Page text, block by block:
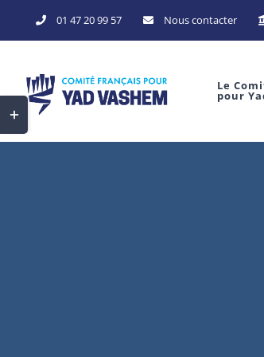
to
01 47 20 99 57 Nous contacter
Le
pour
Toggle
Sliding